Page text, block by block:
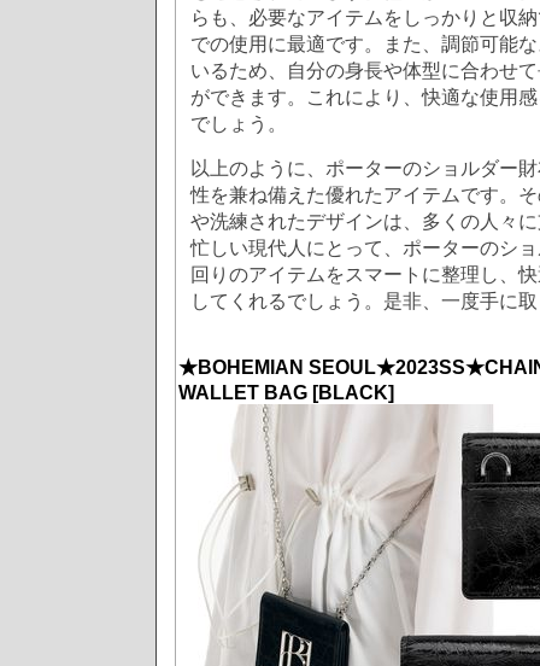
らも、必要なアイテムをしっかりと収
での使用に最適です。また、調節可能
いるため、自分の身長や体型に合わせ
ができます。これにより、快適な使用
でしょう。
以上のように、ポーターのショルダー
性を兼ね備えた優れたアイテムです。
や洗練されたデザインは、多くの人々
忙しい現代人にとって、ポーターのシ
回りのアイテムをスマートに整理し、
してくれるでしょう。是非、一度手に
★BOHEMIAN
WALLET BAG [BLACK]